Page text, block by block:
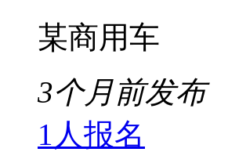
某商用车
3个月前发布
1人报名